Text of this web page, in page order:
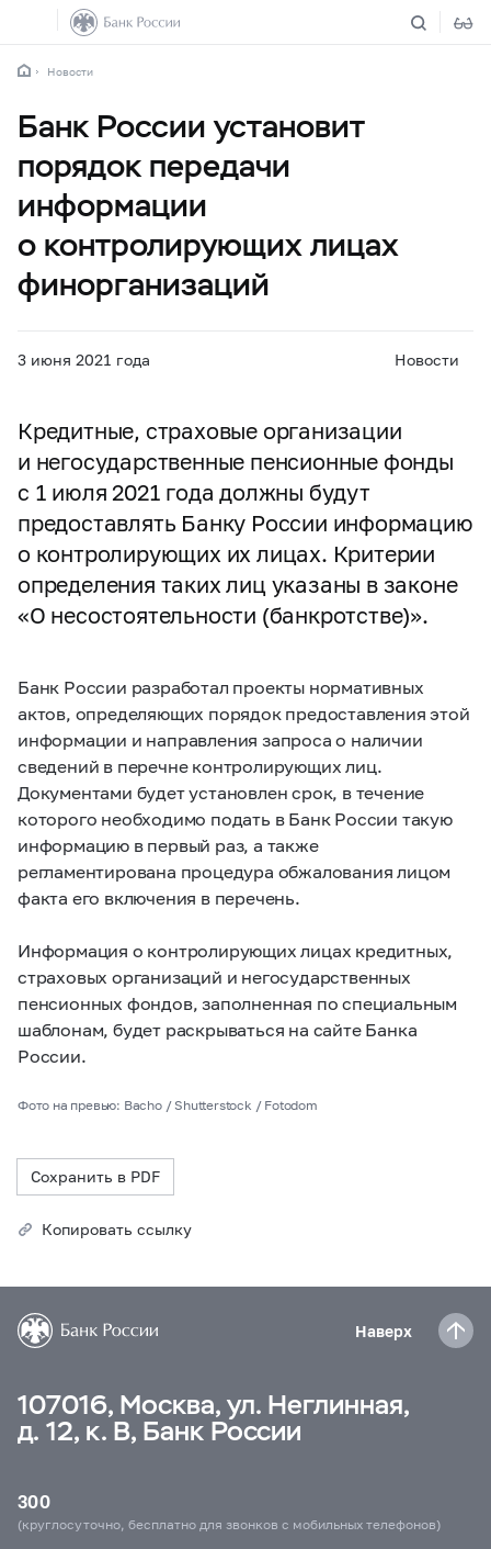
Новости
Банк России установит
порядок передачи
информации
о контролирующих лицах
финорганизаций
3 июня 2021 года Новости
Кредитные, страховые организации
и негосударственные пенсионные фонды
с 1 июля 2021 года должны будут
предоставлять Банку России информацию
о контролирующих их лицах. Критерии
определения таких лиц указаны в законе
«О несостоятельности (банкротстве)».
Банк России разработал проекты нормативных
актов, определяющих порядок предоставления этой
информации и направления запроса о наличии
сведений в перечне контролирующих лиц.
Документами будет установлен срок, в течение
которого необходимо подать в Банк России такую
информацию в первый раз, а также
регламентирована процедура обжалования лицом
факта его включения в перечень.
Информация о контролирующих лицах кредитных,
страховых организаций и негосударственных
пенсионных фондов, заполненная по специальным
шаблонам, будет раскрываться на сайте Банка
России.
Фото на превью: Bacho / Shutterstock / Fotodom
Сохранить в PDF
Копировать ссылку
Наверх
107016, Москва, ул. Неглинная,
д. 12, к. В, Банк России
300
(круглосуточно, бесплатно для звонков с мобильных телефонов)